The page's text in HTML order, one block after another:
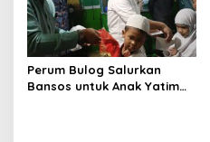
Perum Bulog Salurkan
Bansos untuk Anak Yatim